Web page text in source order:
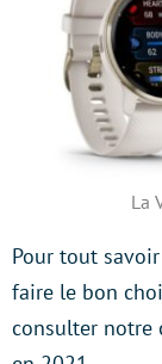
La
Pour tout
faire le bon
consulter notre